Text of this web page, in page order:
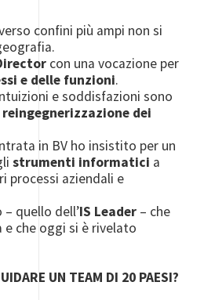
confini più ampi non si
con una vocazione per
e delle funzioni.
e soddisfazioni sono
reingegnerizzazione dei
in BV ho insistito per un
strumenti informatici a
processi aziendali e
quello dell’IS Leader – che
e che oggi si è rivelato
UN TEAM DI 20 PAESI?